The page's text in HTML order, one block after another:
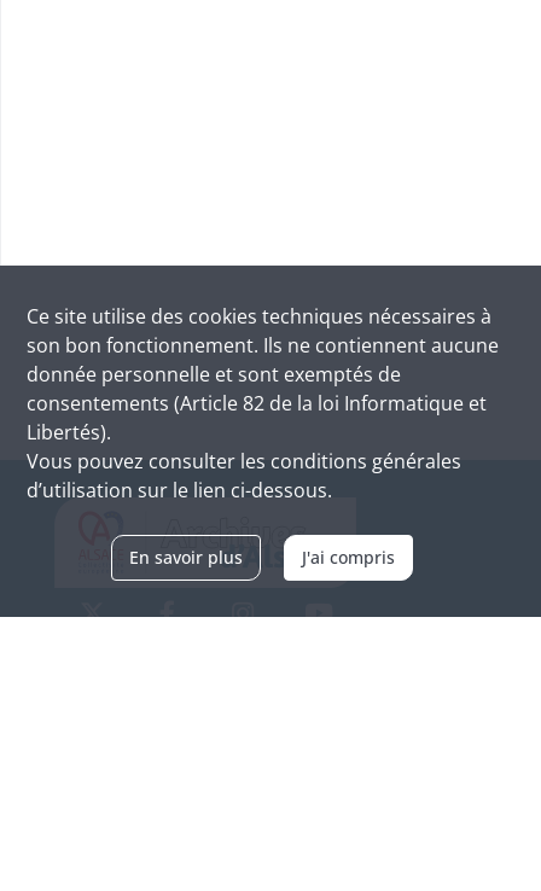
Ce site utilise des cookies techniques nécessaires à
son bon fonctionnement. Ils ne contiennent aucune
donnée personnelle et sont exemptés de
consentements (Article 82 de la loi Informatique et
Libertés).
Vous pouvez consulter les conditions générales
d’utilisation sur le lien ci-dessous.
En savoir plus J'ai compris